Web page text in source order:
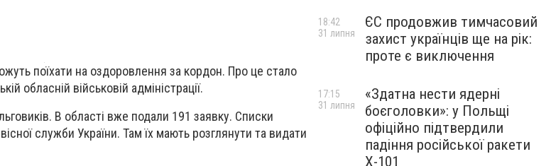
поїхати на оздоровлення за кордон. Про це стало
обласній військовій адміністрації.
В області вже подали 191 заявку. Списки
служби України. Там їх мають розглянути та видати
ЄС продовжив тимчасовий
захист українців ще на рік:
проте є виключення
18:42
31 липня
«Здатна нести ядерні
боєголовки»: у Польщі
офіційно підтвердили
падіння російської ракети
Х-101
17:15
31 липня